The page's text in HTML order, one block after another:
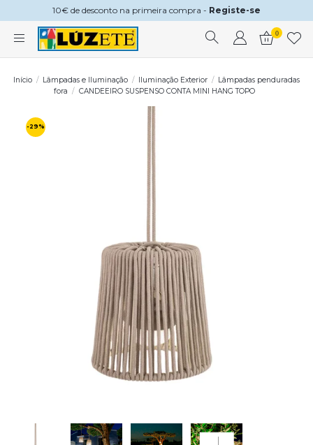
10€ de desconto na primeira compra - Registe-se
0
Início Lâmpadas e Iluminação Iluminação Exterior
Lâmpadas penduradas
fora
CANDEEIRO SUSPENSO CONTA MINI HANG TOPO
-29%